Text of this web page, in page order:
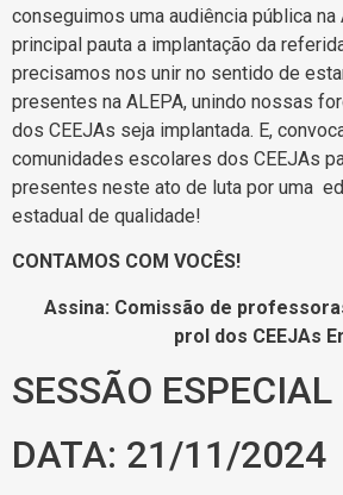
conseguimos uma audiência pública na
principal pauta a implantação da
precisamos nos unir no sentido de
presentes na ALEPA, unindo nossas
dos CEEJAs seja implantada. E,
comunidades escolares dos CEEJAs
presentes neste ato de luta por uma
estadual de qualidade!
CONTAMOS COM VOCÊS!
Assina: Comissão de
prol dos CEEJAs
SESSÃO
DATA: 21/11/2024